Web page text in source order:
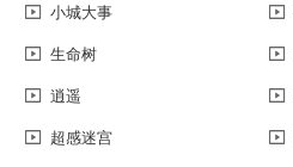
小城大事
生命树
逍遥
超感迷宫